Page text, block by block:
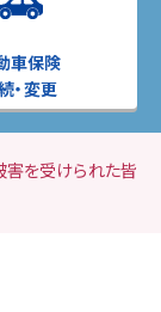
車保険
・変更
害を受けられた皆